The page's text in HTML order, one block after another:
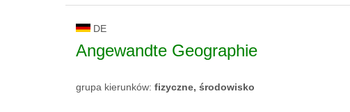
DE
Angewandte Geographie
grupa kierunków: fizyczne, środowisko